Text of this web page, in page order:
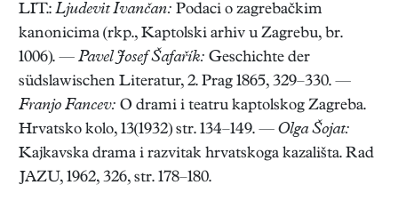
LIT.: Ljudevit Ivančan: Podaci o zagrebačkim
kanonicima (rkp., Kaptolski arhiv u Zagrebu, br.
1006). — Pavel Josef Šafařík: Geschichte der
südslawischen Literatur, 2. Prag 1865, 329–330. —
Franjo Fancev: O drami i teatru kaptolskog Zagreba.
Hrvatsko kolo, 13(1932) str. 134–149. — Olga Šojat:
Kajkavska drama i razvitak hrvatskoga kazališta. Rad
JAZU, 1962, 326, str. 178–180.